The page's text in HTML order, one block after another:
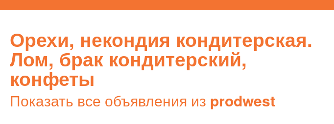
Орехи, некондия кондитерская.
Лом, брак кондитерский,
конфеты
Показать все объявления из prodwest